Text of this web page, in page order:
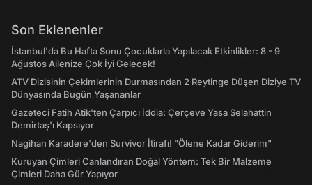
Son Eklenenler
İstanbul'da Bu Hafta Sonu Çocuklarla Yapılacak Etkinlikler: 8 - 9
Ağustos Ailenize Çok İyi Gelecek!
ATV Dizisinin Çekimlerinin Durmasından 2 Reytinge Düşen Diziye TV
Dünyasında Bugün Yaşananlar
Gazeteci Fatih Atik'ten Çarpıcı İddia: Çerçeve Yasa Selahattin
Demirtaş'ı Kapsıyor
Nagihan Karadere'den Survivor İtirafı! "Ölene Kadar Giderim"
Kuruyan Çimleri Canlandıran Doğal Yöntem: Tek Bir Malzeme
Çimleri Daha Gür Yapıyor